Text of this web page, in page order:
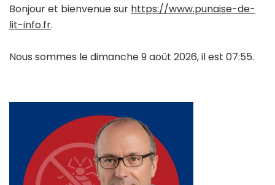
Bonjour et bienvenue sur https://www.punaise-de-
lit-info.fr.
Nous sommes le dimanche 9 août 2026, il est 07:55.